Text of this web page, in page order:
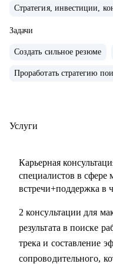
инвестиций.
• 15+ опыт найма,
систем и процессов.
• Провела более 150
странах MENA.
С чем помогу:
• Подготовиться к
маркетинга, и в сфере
другую
• Выявить сильные
ценность, за которую
Стратегия, инвестиции,
Задачи
Создать сильное резюме
Проработать стратегию
Услуги
Карьерная
специалистов в сфере
встречи+поддержка в
2 консультации для
результата в поиске
трека и составление
сопроводительного,